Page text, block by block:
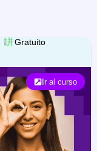
Gratuito
Ir al curso